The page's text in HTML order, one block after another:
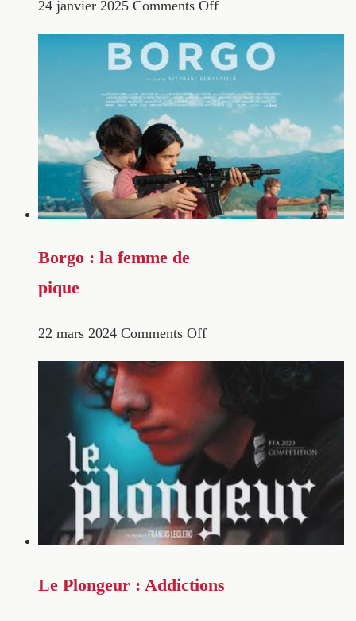
24 janvier 2025 Comments Off
Borgo : la femme de
pique
22 mars 2024 Comments Off
Le Plongeur : Addictions